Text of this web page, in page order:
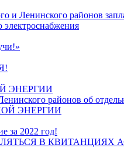
и Ленинского районов
ЭНЕРГИИ
районов об
ЭНЕРГИИ
за 2022 год!
В КВИТАНЦИЯХ